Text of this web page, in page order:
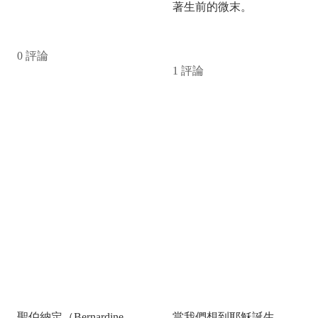
0 評論
著生前的微末。
1 評論